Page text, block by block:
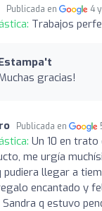
Publicada en 4
Trabajos
gracias!
Publicada en
Un 10 en
me urgía
pudiera llegar a
encantado y
q estuvo